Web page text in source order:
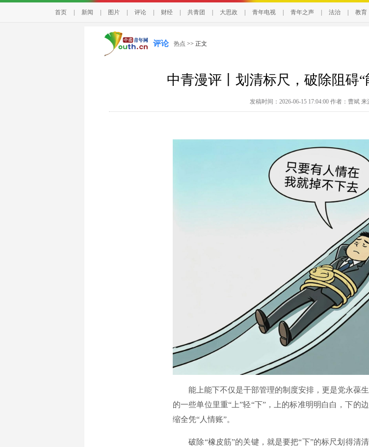
首页 新闻 图片 评论 财经 共青团 大思政 青年电视 青年之声 法治 教育
评论 热点 >> 正文
中青漫评丨划清标尺，破除阻碍“
发稿时间：2026-06-15 17:04:00 作者：曹斌 来
能上能下不仅是干部管理的制度安排，更是党永葆生
的一些单位里重“上”轻“下”，上的标准明明白白，下的
缩全凭“人情账”。
破除“橡皮筋”的关键，就是要把“下”的标尺划得清